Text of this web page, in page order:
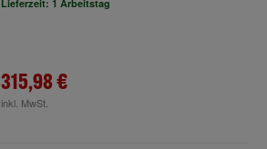
Lieferzeit: 1 Arbeitstag
315,98 €
inkl. MwSt.